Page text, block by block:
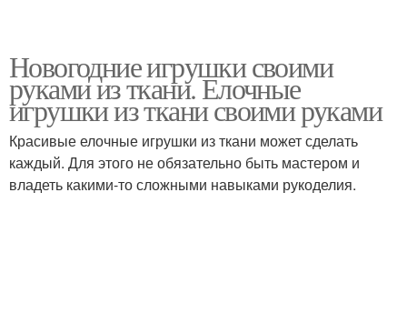
Новогодние игрушки своими
руками из ткани. Елочные
игрушки из ткани своими руками
Красивые елочные игрушки из ткани может сделать
каждый. Для этого не обязательно быть мастером и
владеть какими-то сложными навыками рукоделия.